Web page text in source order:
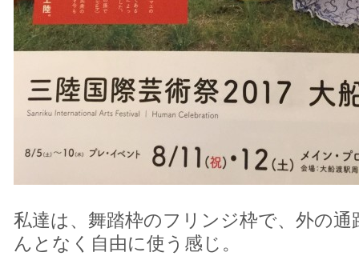
私達は、舞踏枠のフリンジ枠で、外の
んとなく自由に使う感じ。